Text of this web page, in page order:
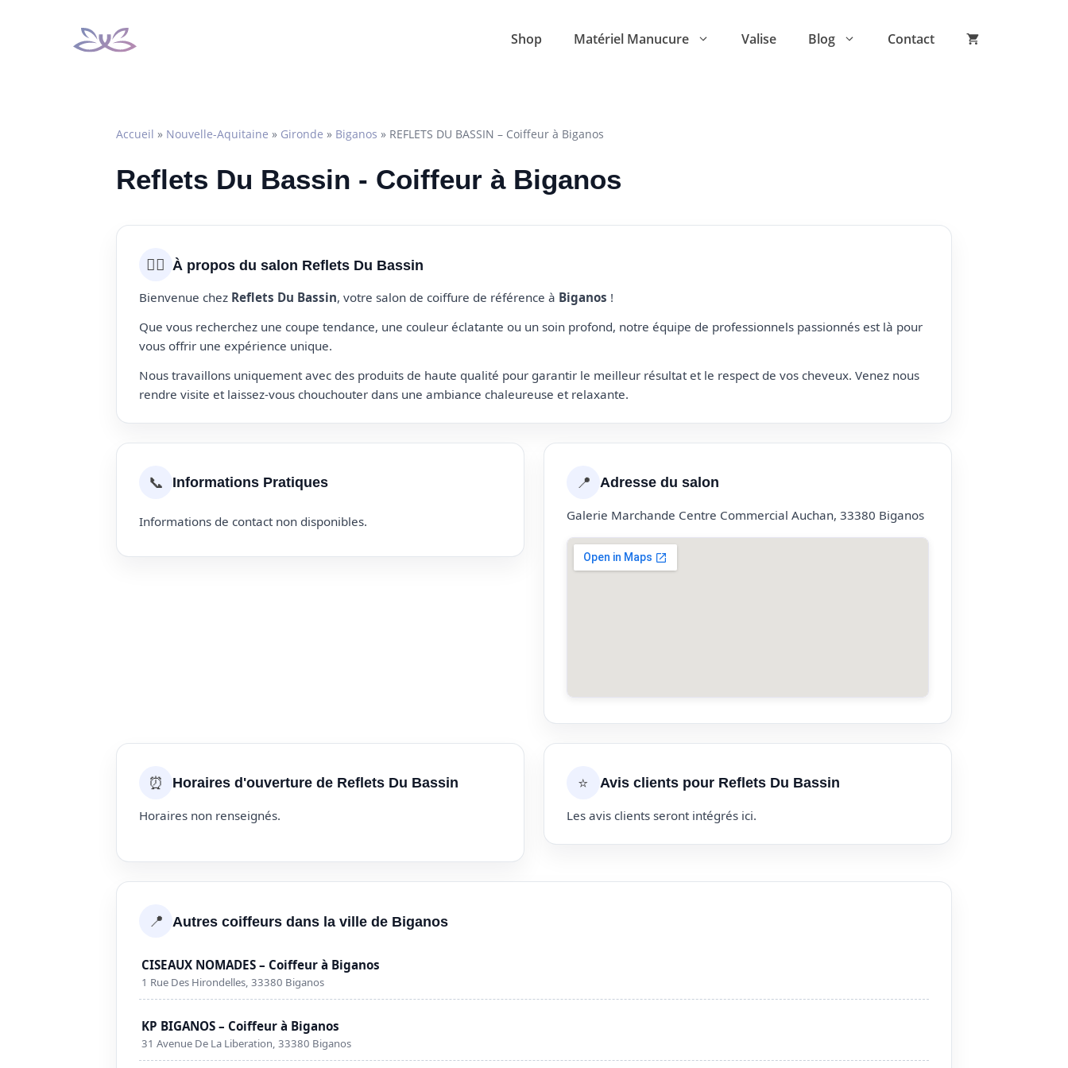
Shop Matériel Manucure Valise Blog Contact
Accueil » Nouvelle-Aquitaine » Gironde » Biganos » REFLETS DU BASSIN – Coiffeur à Biganos
Reflets Du Bassin - Coiffeur à Biganos
💇‍♀️ À propos du salon Reflets Du Bassin
Bienvenue chez Reflets Du Bassin, votre salon de coiffure de référence à Biganos !
Que vous recherchez une coupe tendance, une couleur éclatante ou un soin profond, notre équipe de professionnels passionnés est là pour
vous offrir une expérience unique.
Nous travaillons uniquement avec des produits de haute qualité pour garantir le meilleur résultat et le respect de vos cheveux. Venez nous
rendre visite et laissez-vous chouchouter dans une ambiance chaleureuse et relaxante.
📞 Informations Pratiques
Informations de contact non disponibles.
📍 Adresse du salon
Galerie Marchande Centre Commercial Auchan, 33380 Biganos
⏰ Horaires d'ouverture de Reflets Du Bassin
Horaires non renseignés.
⭐ Avis clients pour Reflets Du Bassin
Les avis clients seront intégrés ici.
📍 Autres coiffeurs dans la ville de Biganos
CISEAUX NOMADES – Coiffeur à Biganos
1 Rue Des Hirondelles, 33380 Biganos
KP BIGANOS – Coiffeur à Biganos
31 Avenue De La Liberation, 33380 Biganos